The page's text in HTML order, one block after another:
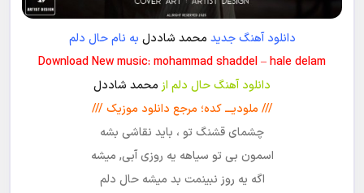
دانلود آهنگ جدید محمد شاددل به نام حال دلم
Download New music: mohammad shaddel – hale delam
دانلود آهنگ حال دلم از محمد شاددل
/// ملودیـــ کده؛ مرجع دانلود موزیک ///
چشمای قشنگ تو ، باید نقاشی بشه
اسمون بی تو سیاهه یه روزی آبی, میشه
اگه یه روز نبینمت بد میشه حال دلم